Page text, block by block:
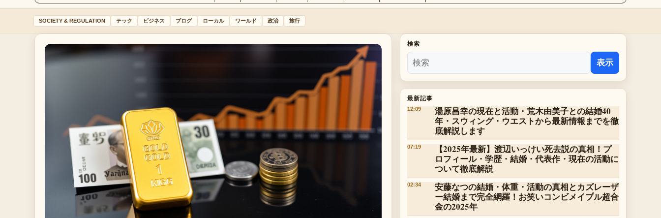
SOCIETY & REGULATION テック ビジネス ブログ ローカル ワールド 政治 旅行
検索
表示
最新記事
12:09
湯原昌幸の現在と活動・荒木由美子との結婚40
年・スウィング・ウエストから最新情報までを徹
底解説します
07:19
【2025年最新】渡辺いっけい死去説の真相！プ
ロフィール・学歴・結婚・代表作・現在の活動に
ついて徹底解説
02:34
安藤なつの結婚・体重・活動の真相とカズレーザ
ー結婚まで完全網羅！お笑いコンビメイプル超合
金の2025年